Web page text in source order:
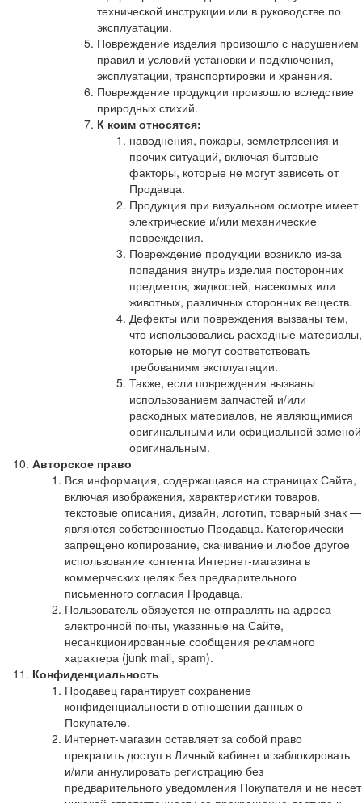
технической инструкции или в руководстве по
эксплуатации.
Повреждение изделия произошло с нарушением
правил и условий установки и подключения,
эксплуатации, транспортировки и хранения.
Повреждение продукции произошло вследствие
природных стихий.
К коим относятся:
наводнения, пожары, землетрясения и
прочих ситуаций, включая бытовые
факторы, которые не могут зависеть от
Продавца.
Продукция при визуальном осмотре имеет
электрические и/или механические
повреждения.
Повреждение продукции возникло из-за
попадания внутрь изделия посторонних
предметов, жидкостей, насекомых или
животных, различных сторонних веществ.
Дефекты или повреждения вызваны тем,
что использовались расходные материалы,
которые не могут соответствовать
требованиям эксплуатации.
Также, если повреждения вызваны
использованием запчастей и/или
расходных материалов, не являющимися
оригинальными или официальной заменой
оригинальным.
Авторское право
Вся информация, содержащаяся на страницах Сайта,
включая изображения, характеристики товаров,
текстовые описания, дизайн, логотип, товарный знак —
являются собственностью Продавца. Категорически
запрещено копирование, скачивание и любое другое
использование контента Интернет-магазина в
коммерческих целях без предварительного
письменного согласия Продавца.
Пользователь обязуется не отправлять на адреса
электронной почты, указанные на Сайте,
несанкционированные сообщения рекламного
характера (junk mail, spam).
Конфиденциальность
Продавец гарантирует сохранение
конфиденциальности в отношении данных о
Покупателе.
Интернет-магазин оставляет за собой право
прекратить доступ в Личный кабинет и заблокировать
и/или аннулировать регистрацию без
предварительного уведомления Покупателя и не несет